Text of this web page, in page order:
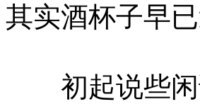
其实酒杯子早
初起说些闲